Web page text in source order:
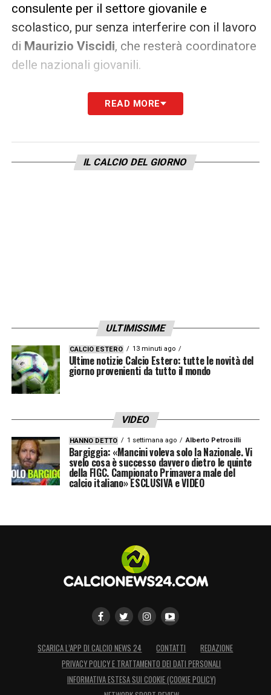
consulente per il settore giovanile e
scolastico, pur senza interferire con il lavoro
di Maurizio Viscidi, che resterà coordinatore
delle nazionali giovanili.
ra l’altro nelle scorse oreil presidente
federale Gravina, parlando da Coverciano,
nessun incontro, lo dico con la massima
chiarezza. Noi abbiamo preso del tempo per
LA PLAYLIST DELLE NOSTRE TOP NEWS
READ MORE
IL CALCIO DEL GIORNO
ULTIMISSIME
CALCIO ESTERO 13 minuti ago
Ultime notizie Calcio Estero: tutte le novità del
giorno provenienti da tutto il mondo
VIDEO
HANNO DETTO 1 settimana ago Alberto Petrosilli
Bargiggia: «Mancini voleva solo la Nazionale. Vi
svelo cosa è successo davvero dietro le quinte
della FIGC. Campionato Primavera male del
calcio italiano» ESCLUSIVA e VIDEO
SCARICA L’APP DI CALCIO NEWS 24 CONTATTI
REDAZIONE
PRIVACY POLICY E TRATTAMENTO DEI DATI PERSONALI
INFORMATIVA ESTESA SUI COOKIE (COOKIE POLICY)